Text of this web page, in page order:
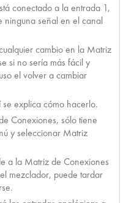
conectado a la entrada 1,
ninguna señal en el canal
cambio en la Matriz
si no sería más fácil y
el volver a cambiar
se explica cómo hacerlo.
Conexiones, sólo tiene
y seleccionar Matriz
a la Matriz de Conexiones
mezclador, puede tardar